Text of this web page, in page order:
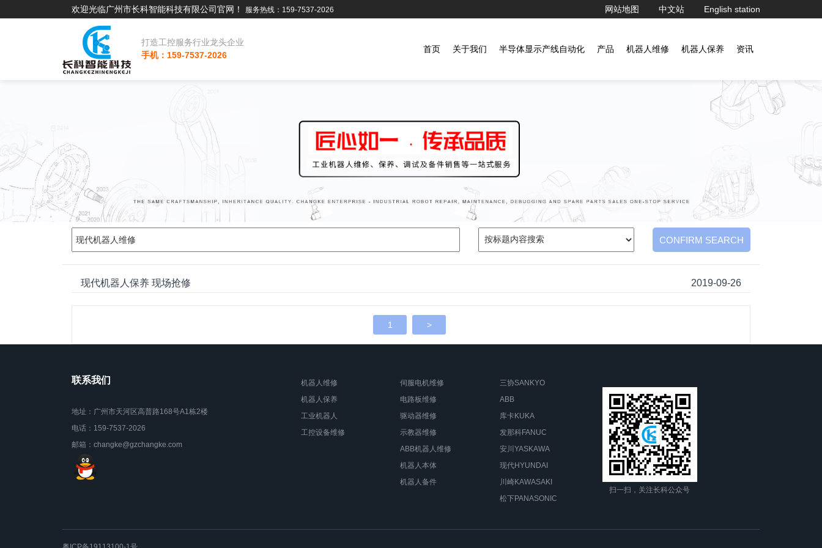
网站地图 中文站 English station
欢迎光临广州市长科智能科技有限公司官网！ 服务热线：159-7537-2026
打造工控服务行业龙头企业
手机：159-7537-2026
首页 关于我们 半导体显示产线自动化 产品 机器人维修 机器人保养 资讯
现代机器人保养 现场抢修 2019-09-26
1 >
联系我们
地址：广州市天河区高普路168号A1栋2楼
电话：159-7537-2026
邮箱：changke@gzchangke.com
机器人维修
机器人保养
工业机器人
工控设备维修
伺服电机维修
电路板维修
驱动器维修
示教器维修
ABB机器人维修
机器人本体
机器人备件
三协SANKYO
ABB
库卡KUKA
发那科FANUC
安川YASKAWA
现代HYUNDAI
川崎KAWASAKI
松下PANASONIC
扫一扫，关注长科公众号